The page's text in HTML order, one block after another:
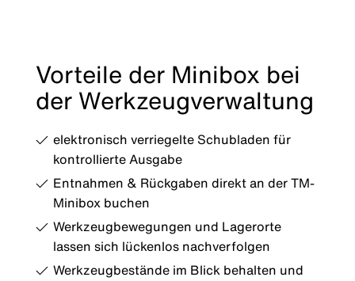
Vorteile der Minibox bei
der Werkzeugverwaltung
elektronisch verriegelte Schubladen für
kontrollierte Ausgabe
Entnahmen & Rückgaben direkt an der TM-
Minibox buchen
Werkzeugbewegungen und Lagerorte
lassen sich lückenlos nachverfolgen
Werkzeugbestände im Blick behalten und